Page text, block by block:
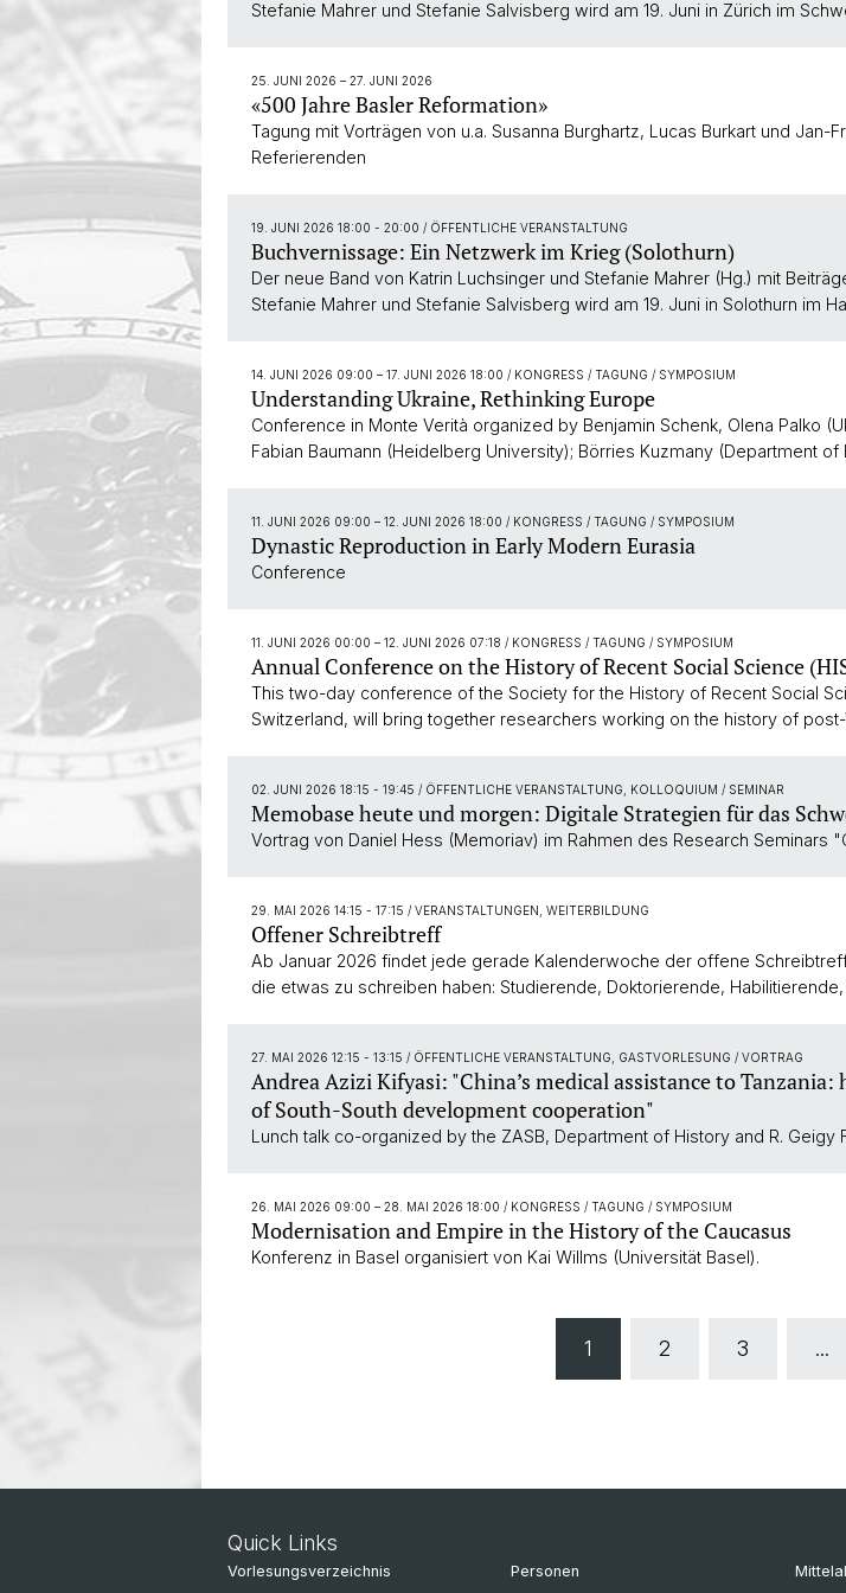
Stefanie Mahrer und Stefanie Salvisberg wird am 19. Juni in Zürich im
25. JUNI 2026 – 27. JUNI 2026
«500 Jahre Basler Reformation»
Tagung mit Vorträgen von u.a. Susanna Burghartz, Lucas Burkart und
Referierenden
19. JUNI 2026 18:00 - 20:00 / ÖFFENTLICHE VERANSTALTUNG
Buchvernissage: Ein Netzwerk im Krieg (Solothurn)
Der neue Band von Katrin Luchsinger und Stefanie Mahrer (Hg.) mit
Stefanie Mahrer und Stefanie Salvisberg wird am 19. Juni in Solothurn im
14. JUNI 2026 09:00 – 17. JUNI 2026 18:00 / KONGRESS / TAGUNG / SYMPOSIUM
Understanding Ukraine, Rethinking Europe
Conference in Monte Verità organized by Benjamin Schenk, Olena Palko
Fabian Baumann (Heidelberg University); Börries Kuzmany (Department
11. JUNI 2026 09:00 – 12. JUNI 2026 18:00 / KONGRESS / TAGUNG / SYMPOSIUM
Dynastic Reproduction in Early Modern Eurasia
Conference
11. JUNI 2026 00:00 – 12. JUNI 2026 07:18 / KONGRESS / TAGUNG / SYMPOSIUM
Annual Conference on the History of Recent Social Science
This two-day conference of the Society for the History of Recent Social
Switzerland, will bring together researchers working on the history of
02. JUNI 2026 18:15 - 19:45 / ÖFFENTLICHE VERANSTALTUNG, KOLLOQUIUM / SEMINAR
Memobase heute und morgen: Digitale Strategien für das
Vortrag von Daniel Hess (Memoriav) im Rahmen des Research Seminars
29. MAI 2026 14:15 - 17:15 / VERANSTALTUNGEN, WEITERBILDUNG
Offener Schreibtreff
Ab Januar 2026 findet jede gerade Kalenderwoche der offene
die etwas zu schreiben haben: Studierende, Doktorierende,
27. MAI 2026 12:15 - 13:15 / ÖFFENTLICHE VERANSTALTUNG, GASTVORLESUNG / VORTRAG
Andrea Azizi Kifyasi: "China’s medical assistance to
of South-South development cooperation"
Lunch talk co-organized by the ZASB, Department of History and R. Geigy
26. MAI 2026 09:00 – 28. MAI 2026 18:00 / KONGRESS / TAGUNG / SYMPOSIUM
Modernisation and Empire in the History of the Caucasus
Konferenz in Basel organisiert von Kai Willms (Universität Basel).
1 2 3 ...
Quick Links
Vorlesungsverzeichnis Personen